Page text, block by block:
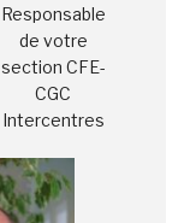
Responsable
de votre
section CFE-
CGC
Intercentres